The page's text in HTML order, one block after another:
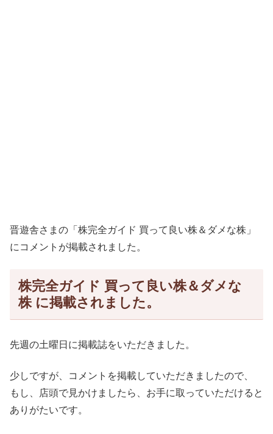
晋遊舎さまの「株完全ガイド 買って良い株＆ダメな株」
にコメントが掲載されました。
株完全ガイド 買って良い株＆ダメな
株 に掲載されました。
先週の土曜日に掲載誌をいただきました。
少しですが、コメントを掲載していただきましたので、
もし、店頭で見かけましたら、お手に取っていただけると
ありがたいです。